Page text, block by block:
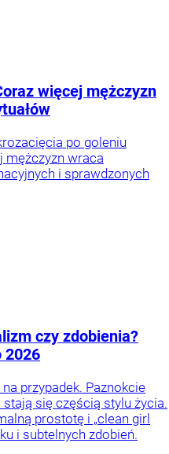
więcej mężczyzn
po goleniu
mężczyzn wraca
i sprawdzonych
czy zdobienia?
2026
przypadek. Paznokcie
się częścią stylu życia.
prostotę i „clean girl
i subtelnych zdobień.